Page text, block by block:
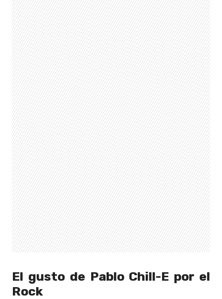
El gusto de Pablo Chill-E por el
Rock